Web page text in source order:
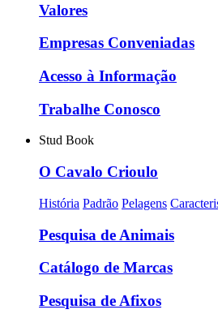
Valores
Empresas Conveniadas
Acesso à Informação
Trabalhe Conosco
Stud Book
O Cavalo Crioulo
História Padrão Pelagens
Pesquisa de Animais
Catálogo de Marcas
Pesquisa de Afixos